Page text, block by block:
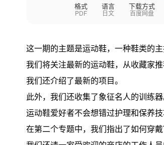
格式
PDF
语言
日文
下载方式
百度网盘
这一期的主题是运动鞋，一种鞋类的主
我们将关注最新的运动鞋，从收藏家
我们还介绍了最新的项目。
此外，我们还收集了象征名人的训练器
运动鞋爱好者不会想错过护理和保养技
在第二个专题中，我们指出了如何穿